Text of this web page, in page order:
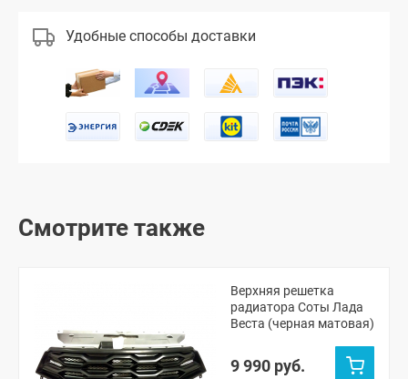
Удобные способы доставки
Смотрите также
Верхняя решетка
радиатора Соты Лада
Веста (черная матовая)
9 990 руб.